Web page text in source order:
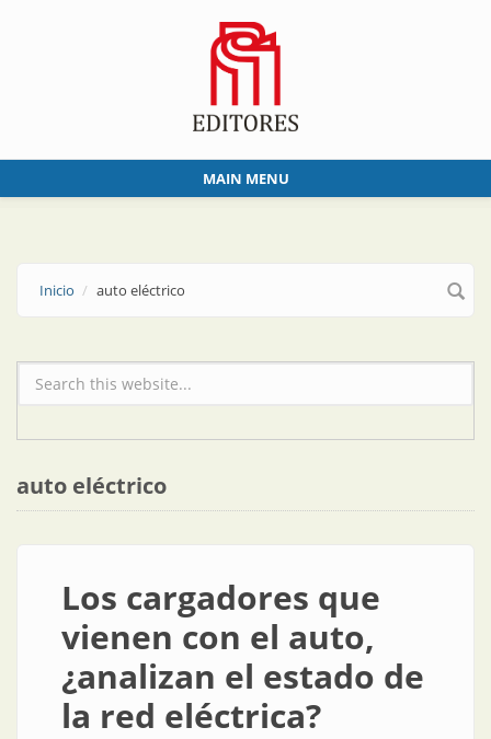
MAIN MENU
Inicio auto eléctrico
Formulario de búsqueda
auto eléctrico
Los cargadores que
vienen con el auto,
¿analizan el estado de
la red eléctrica?